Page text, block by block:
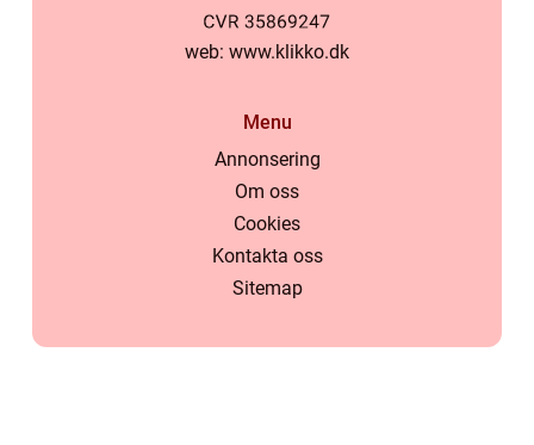
web: www.klikko.dk
Menu
Annonsering
Om oss
Cookies
Kontakta oss
Sitemap